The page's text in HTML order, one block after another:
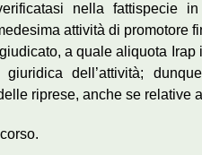
nella fattispecie
attività di promotore
a quale aliquota
giuridica dell’attività;
riprese, anche se relative